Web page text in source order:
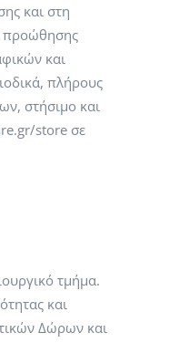
και στη
προώθησης
και
πλήρους
στήσιμο και
store σε
τμήμα.
και
Δώρων και